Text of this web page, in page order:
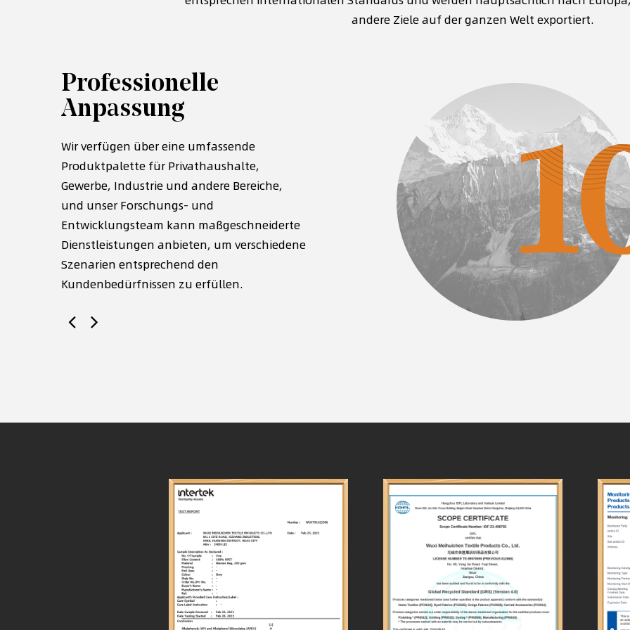
andere Ziele auf der ganzen Welt exportiert.
Professionelle
Anpassung
Wir verfügen über eine umfassende
Produktpalette für Privathaushalte,
Gewerbe, Industrie und andere Bereiche,
und unser Forschungs- und
Entwicklungsteam kann maßgeschneiderte
Dienstleistungen anbieten, um verschiedene
Szenarien entsprechend den
Kundenbedürfnissen zu erfüllen.
Starke technische
Forschungs- und
Entwicklungsstärke
Mit einem professionellen Forschungs- und
Entwicklungsteam konzentrieren wir uns
langfristig auf technologische Innovation
und können als Reaktion auf die
Marktnachfrage neue
Hochleistungstextilien und -produkte
Mit
und einem
sind wir in
Verbraucher